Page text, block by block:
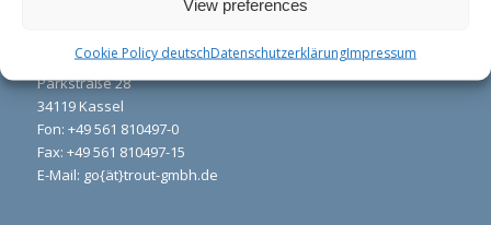
View preferences
Cookie Policy deutschDatenschutzerklärungImpressum
Trout GmbH
Parkstraße 28
34119 Kassel
Fon: +49 561 810497-0
Fax: +49 561 810497-15
E-Mail: go{ät}trout-gmbh.de